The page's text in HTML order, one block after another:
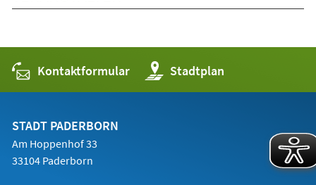
Kontaktformular Stadtplan
(Öffnet
in
einem
STADT PADERBORN
Am Hoppenhof 33
33104 Paderborn